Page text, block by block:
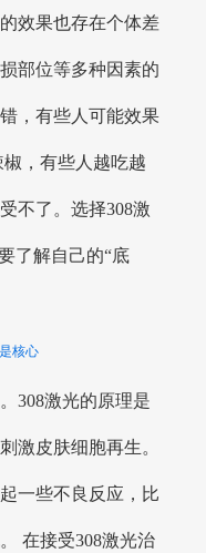
效果也存在个体差
部位等多种因素的
，有些人可能效果
，有些人越吃越
不了。选择308激
了解自己的“底
核心
308激光的原理是
激皮肤细胞再生。
一些不良反应，比
在接受308激光治